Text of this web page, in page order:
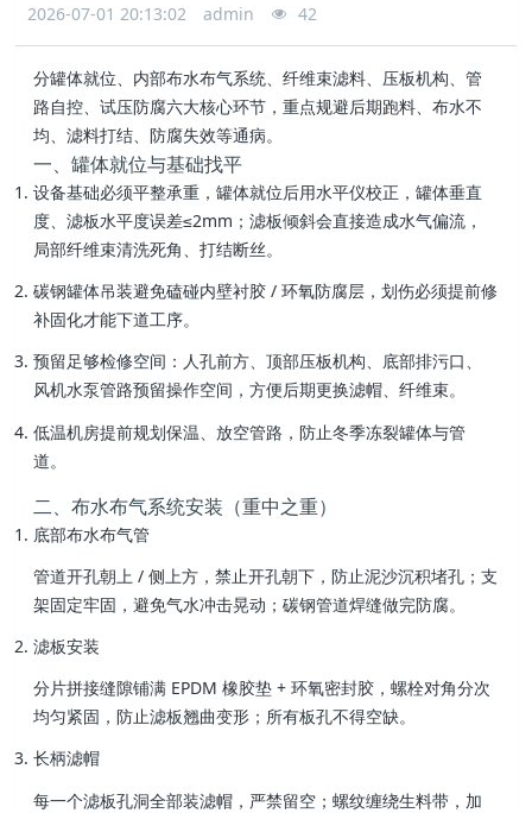
2026-07-01 20:13:02 admin 42
分罐体就位、内部布水布气系统、纤维束滤料、压板机构、管
路自控、试压防腐六大核心环节，重点规避后期跑料、布水不
均、滤料打结、防腐失效等通病。
一、罐体就位与基础找平
设备基础必须平整承重，罐体就位后用水平仪校正，罐体垂直
度、滤板水平度误差≤2mm ；滤板倾斜会直接造成水气偏流，
局部纤维束清洗死角、打结断丝。
碳钢罐体吊装避免磕碰内壁衬胶 / 环氧防腐层，划伤必须提前修
补固化才能下道工序。
预留足够检修空间：人孔前方、顶部压板机构、底部排污口、
风机水泵管路预留操作空间，方便后期更换滤帽、纤维束。
低温机房提前规划保温、放空管路，防止冬季冻裂罐体与管
道。
二、布水布气系统安装（重中之重）
底部布水布气管
管道开孔朝上 / 侧上方，禁止开孔朝下，防止泥沙沉积堵孔；支
架固定牢固，避免气水冲击晃动；碳钢管道焊缝做完防腐。
滤板安装
分片拼接缝隙铺满 EPDM 橡胶垫 + 环氧密封胶，螺栓对角分次
均匀紧固，防止滤板翘曲变形；所有板孔不得空缺。
长柄滤帽
每一个滤板孔洞全部装滤帽，严禁留空；螺纹缠绕生料带，加